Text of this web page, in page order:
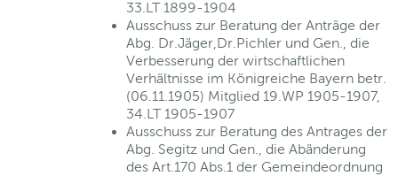
33.LT 1899-1904
Ausschuss zur Beratung der Anträge der
Abg. Dr.Jäger,Dr.Pichler und Gen., die
Verbesserung der wirtschaftlichen
Verhältnisse im Königreiche Bayern betr.
(06.11.1905) Mitglied 19.WP 1905-1907,
34.LT 1905-1907
Ausschuss zur Beratung des Antrages der
Abg. Segitz und Gen., die Abänderung
des Art.170 Abs.1 der Gemeindeordnung